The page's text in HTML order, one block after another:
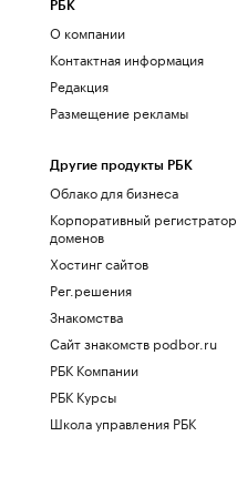
РБК
О компании
Контактная информация
Редакция
Размещение рекламы
Другие продукты РБК
Облако для бизнеса
Корпоративный регистратор
доменов
Хостинг сайтов
Рег.решения
Знакомства
Сайт знакомств podbor.ru
РБК Компании
РБК Курсы
Школа управления РБК